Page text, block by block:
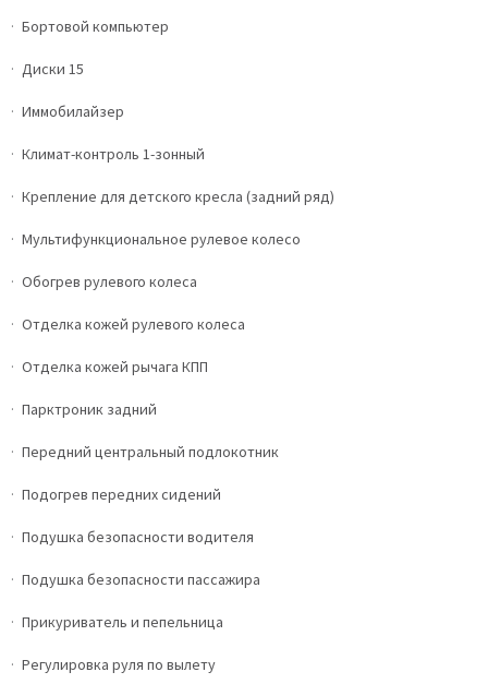
Бортовой компьютер
Диски 15
Иммобилайзер
Климат-контроль 1-зонный
Крепление для детского кресла (задний ряд)
Мультифункциональное рулевое колесо
Обогрев рулевого колеса
Отделка кожей рулевого колеса
Отделка кожей рычага КПП
Парктроник задний
Передний центральный подлокотник
Подогрев передних сидений
Подушка безопасности водителя
Подушка безопасности пассажира
Прикуриватель и пепельница
Регулировка руля по вылету